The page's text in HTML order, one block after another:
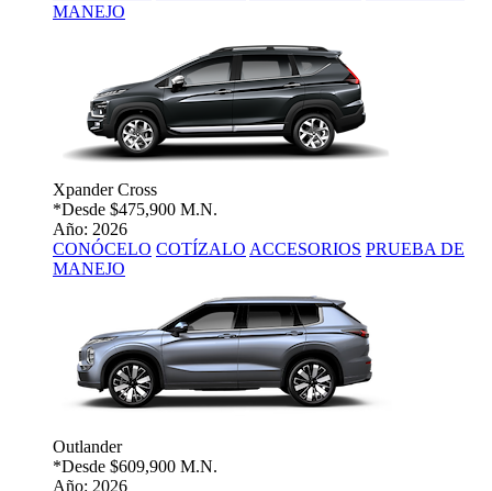
MANEJO
Xpander Cross
*Desde $475,900 M.N.
Año: 2026
CONÓCELO COTÍZALO ACCESORIOS PRUEBA DE
MANEJO
Outlander
*Desde $609,900 M.N.
Año: 2026